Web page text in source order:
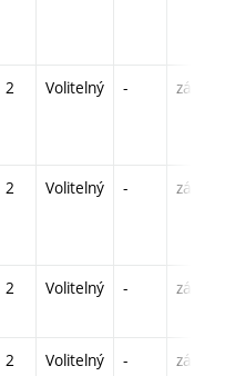
2 Volitelný - zá
2 Volitelný - zá
2 Volitelný - zá
2 Volitelný - zá